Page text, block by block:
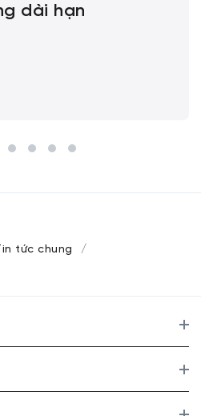
dài hạn
tức chung
liên minh chiến lược, công nghệ